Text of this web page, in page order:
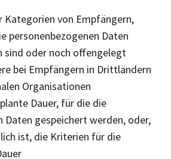
Kategorien von Empfängern,
personenbezogenen Daten
oder noch offengelegt
bei Empfängern in Drittländern
Organisationen
Dauer, für die die
Daten gespeichert werden, oder,
ist, die Kriterien für die